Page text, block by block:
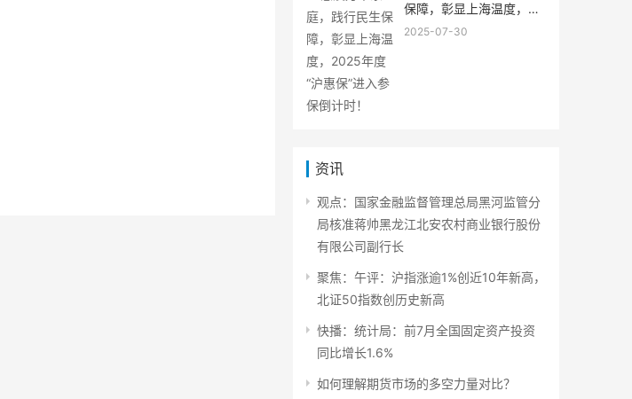
保障，彰显上海温度，
2025年度“沪惠保”进入参
2025-07-30
资讯
观点：国家金融监督管理总局黑河监管分
局核准蒋帅黑龙江北安农村商业银行股份
有限公司副行长
聚焦：午评：沪指涨逾1%创近10年新高，
北证50指数创历史新高
快播：统计局：前7月全国固定资产投资
同比增长1.6%
如何理解期货市场的多空力量对比？